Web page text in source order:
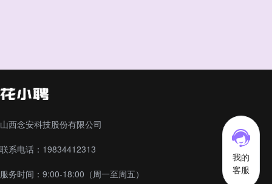
我的
客服
山西念安科技股份有限公司
联系电话：19834412313
服务时间：9:00-18:00（周一至周五）